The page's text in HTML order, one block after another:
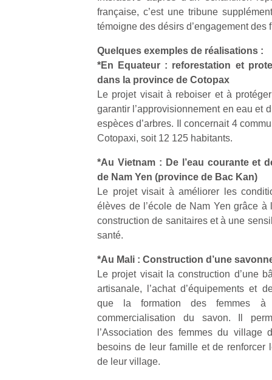
française, c’est une tribune
témoigne des désirs d’engagement des
Quelques exemples de réalisations :
*En Equateur : reforestation et
dans la province de Cotopax
Le projet visait à reboiser et à
garantir l’approvisionnement en eau et
espèces d’arbres. Il concernait 4
Cotopaxi, soit 12 125 habitants.
*Au Vietnam : De l’eau courante et
de Nam Yen (province de Bac Kan)
Le projet visait à améliorer les
élèves de l’école de Nam Yen grâce à
construction de sanitaires et à une
santé.
*Au Mali : Construction d’une
Le projet visait la construction d’une
artisanale, l’achat d’équipements et
que la formation des femmes
commercialisation du savon. Il
l’Association des femmes du village
besoins de leur famille et de renforcer
de leur village.